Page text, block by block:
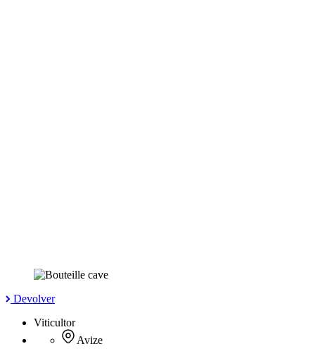
Devolver
Viticultor
Avize